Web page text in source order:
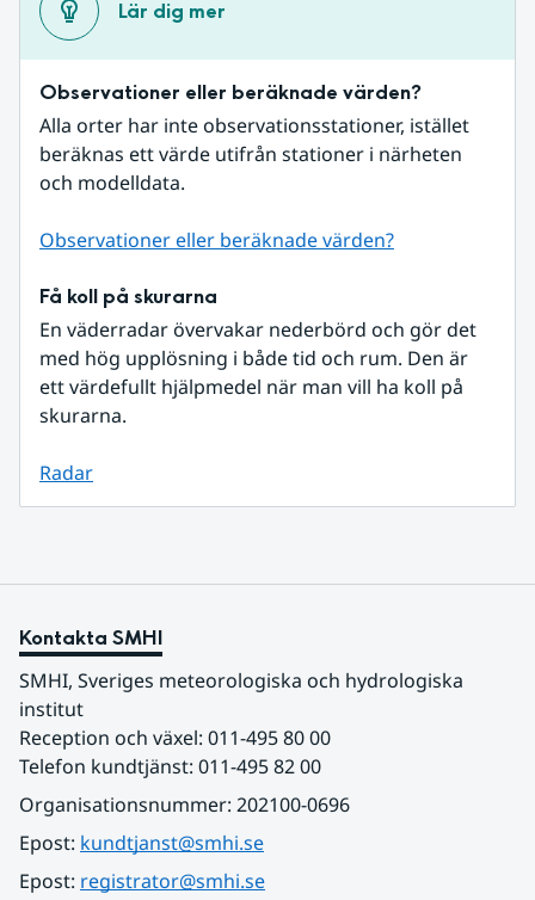
Lär dig mer
Observationer eller beräknade värden?
Alla orter har inte observationsstationer, istället
beräknas ett värde utifrån stationer i närheten
och modelldata.
Observationer eller beräknade värden?
Få koll på skurarna
En väderradar övervakar nederbörd och gör det
med hög upplösning i både tid och rum. Den är
ett värdefullt hjälpmedel när man vill ha koll på
skurarna.
Radar
Kontakta SMHI
SMHI, Sveriges meteorologiska och hydrologiska
institut
Reception och växel: 011-495 80 00
Telefon kundtjänst: 011-495 82 00
Organisationsnummer: 202100-0696
Epost: kundtjanst@smhi.se
Epost: registrator@smhi.se